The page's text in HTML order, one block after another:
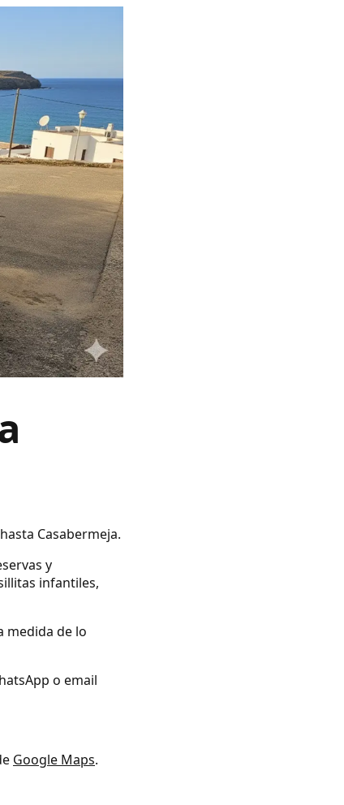
Casabermeja.
y
infantiles,
medida de lo
o email
Google Maps.